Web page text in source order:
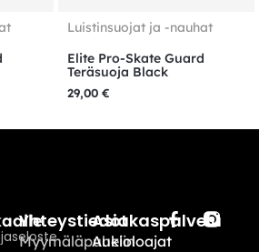
Luistinsuojat ja -nauhat
Elite Pro-Skate Guard
Teräsuoja Black
29,00 €
Yhteystiedot
Myymäläpuhelin
Asiakaspalvelu
Aukioloajat